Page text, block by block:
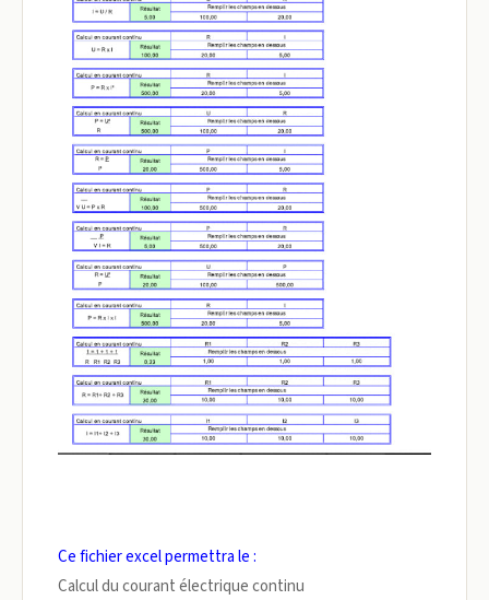
Ce fichier excel permettra le :
Calcul du courant électrique continu